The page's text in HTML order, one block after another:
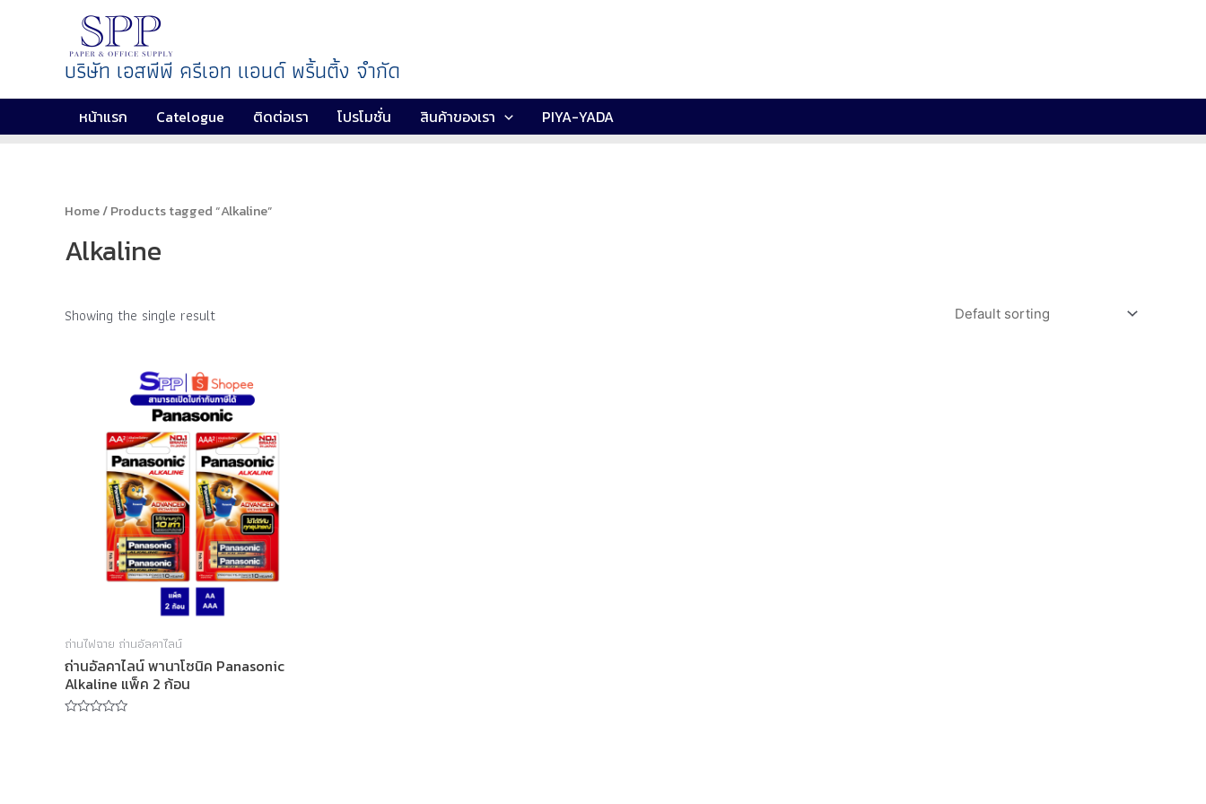
บริษัท เอสพีพี ครีเอท แอนด์ พริ้นติ้ง จำกัด
หน้าแรก Catelogue ติดต่อเรา โปรโมชั่น สินค้าของเรา PIYA-YADA
Home/ Products tagged “Alkaline”
Alkaline
Showing the single result
ถ่านไฟฉาย ถ่านอัลคาไลน์
ถ่านอัลคาไลน์ พานาโซนิค Panasonic
Alkaline แพ็ค 2 ก้อน